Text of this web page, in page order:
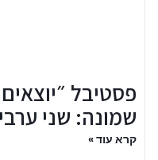
שמונה: שני
קרא עוד »